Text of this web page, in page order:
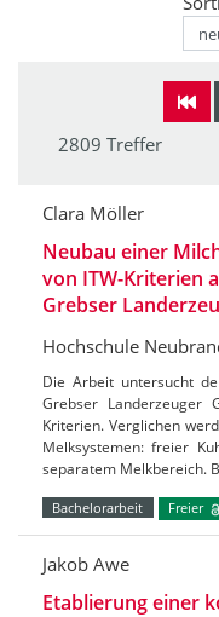
2809 Treffer
Clara Möller
Neubau einer
von ITW-Kriterien
Grebser
Hochschule
Die Arbeit untersucht
Grebser Landerzeuger
Kriterien. Verglichen
Melksystemen: freier
separatem Melkbereich.
Bachelorarbeit Freier
Jakob Awe
Etablierung einer